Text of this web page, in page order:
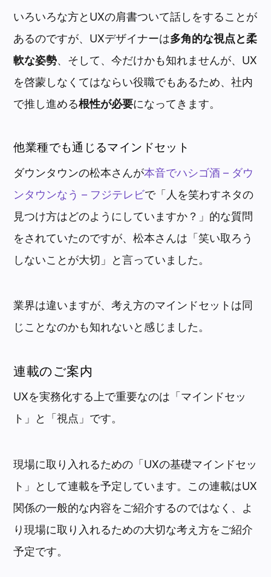
いろいろな方とUXの肩書ついて話しをすることが
あるのですが、UXデザイナーは多角的な視点と柔
軟な姿勢、そして、今だけかも知れませんが、UX
を啓蒙しなくてはならい役職でもあるため、社内
で推し進める根性が必要になってきます。
他業種でも通じるマインドセット
ダウンタウンの松本さんが本音でハシゴ酒 – ダウ
ンタウンなう – フジテレビで「人を笑わすネタの
見つけ方はどのようにしていますか？」的な質問
をされていたのですが、松本さんは「笑い取ろう
しないことが大切」と言っていました。
業界は違いますが、考え方のマインドセットは同
じことなのかも知れないと感じました。
連載のご案内
UXを実務化する上で重要なのは「マインドセッ
ト」と「視点」です。
現場に取り入れるための「UXの基礎マインドセッ
ト」として連載を予定しています。この連載はUX
関係の一般的な内容をご紹介するのではなく、よ
り現場に取り入れるための大切な考え方をご紹介
予定です。